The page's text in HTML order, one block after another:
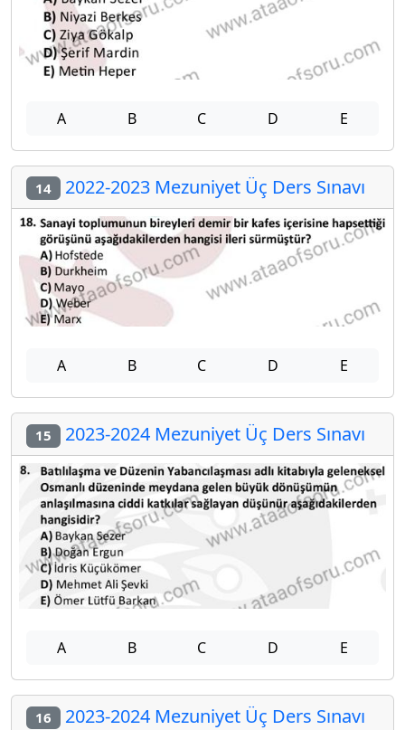
A B C D E
14 2022-2023 Mezuniyet Üç Ders Sınavı
A B C D E
15 2023-2024 Mezuniyet Üç Ders Sınavı
A B C D E
16 2023-2024 Mezuniyet Üç Ders Sınavı